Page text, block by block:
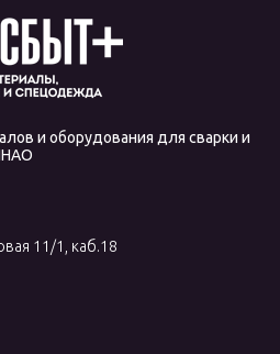
и оборудования для сварки и
11/1, каб.18